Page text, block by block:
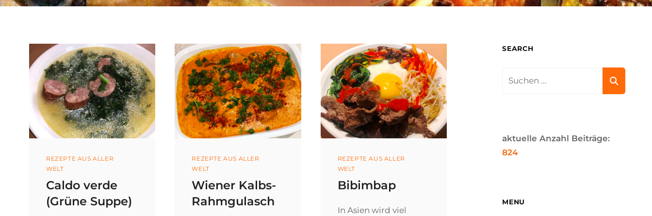
Categories
REZEPTE AUS ALLER
WELT
Caldo verde
(Grüne Suppe)
Categories
REZEPTE AUS ALLER
WELT
Wiener Kalbs-
Rahmgulasch
Categories
REZEPTE AUS ALLER
WELT
Bibimbap
In Asien wird viel
SEARCH
aktuelle Anzahl Beiträge:
824
MENU